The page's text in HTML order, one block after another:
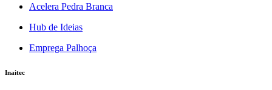
Acelera Pedra Branca
Hub de Ideias
Emprega Palhoça
Inaitec